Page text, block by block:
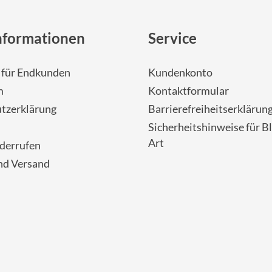
Endkunden
Versand
Service
Kundenkonto
Kontaktformular
Sicherheitshinweise für
Art